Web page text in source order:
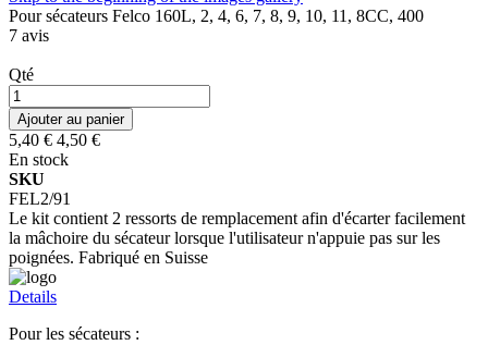
Pour sécateurs Felco 160L, 2, 4, 6, 7, 8, 9, 10, 11, 8CC, 400
7 avis
Qté
Ajouter au panier
5,40 € 4,50 €
En stock
SKU
FEL2/91
Le kit contient 2 ressorts de remplacement afin d'écarter facilement
la mâchoire du sécateur lorsque l'utilisateur n'appuie pas sur les
poignées. Fabriqué en Suisse
Details
Pour les sécateurs :